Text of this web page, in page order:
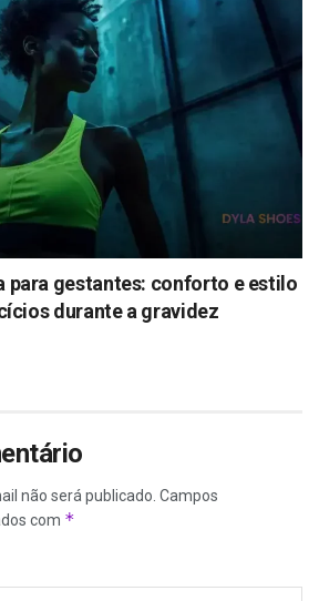
para gestantes: conforto e estilo
durante a gravidez
não será publicado. Campos
com *